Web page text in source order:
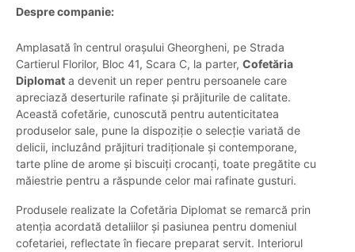
Despre companie:
Amplasată în centrul orașului Gheorgheni, pe Strada
Cartierul Florilor, Bloc 41, Scara C, la parter, Cofetăria
Diplomat a devenit un reper pentru persoanele care
apreciază deserturile rafinate și prăjiturile de calitate.
Această cofetărie, cunoscută pentru autenticitatea
produselor sale, pune la dispoziție o selecție variată de
delicii, incluzând prăjituri tradiționale și contemporane,
tarte pline de arome și biscuiți crocanți, toate pregătite cu
măiestrie pentru a răspunde celor mai rafinate gusturi.
Produsele realizate la Cofetăria Diplomat se remarcă prin
atenția acordată detaliilor și pasiunea pentru domeniul
cofetariei, reflectate în fiecare preparat servit. Interiorul